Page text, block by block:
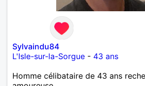
Sylvaindu84
L'Isle-sur-la-Sorgue - 43 ans
Homme célibataire de 43 ans